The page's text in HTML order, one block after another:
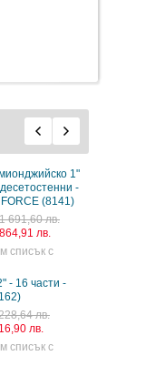
1"
-
(8141)
691,60 лв.
лв.
списък с
- 16 части -
лв.
лв.
списък с